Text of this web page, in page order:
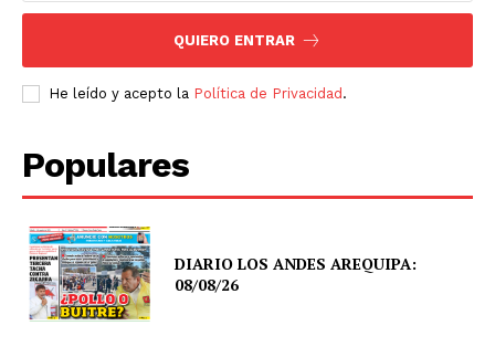
QUIERO ENTRAR
He leído y acepto la Política de Privacidad .
Populares
DIARIO LOS ANDES AREQUIPA:
08/08/26